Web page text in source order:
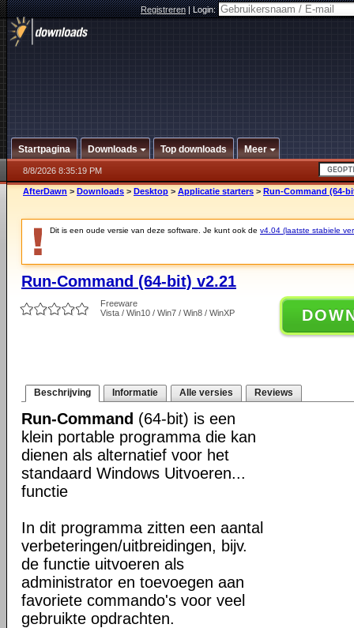
Registreren|Login:
Startpagina Downloads Top downloads Meer
8/8/2026 8:35:19 PM
AfterDawn > Downloads > Desktop > Applicatie starters > Run-Command (64-
Dit is een oude versie van deze software. Je kunt ook de v4.04 (laatste stabiele
Run-Command (64-bit) v2.21
Freeware
Vista / Win10 / Win7 / Win8 / WinXP
Beschrijving Informatie Alle versies Reviews
Run-Command (64-bit) is een
klein portable programma die kan
dienen als alternatief voor het
standaard Windows Uitvoeren...
functie
In dit programma zitten een aantal
verbeteringen/uitbreidingen, bijv.
de functie uitvoeren als
administrator en toevoegen aan
favoriete commando's voor veel
gebruikte opdrachten.